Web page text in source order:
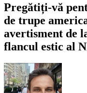
Pregătiți-vă
de trupe
avertisment de
flancul estic al